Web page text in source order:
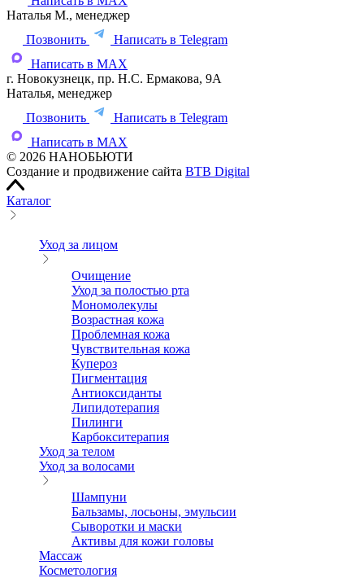
Наталья М., менеджер
Позвонить
Написать в Telegram
Написать в MAX
г. Новокузнецк, пр. Н.С. Ермакова, 9А
Наталья, менеджер
Позвонить
Написать в Telegram
Написать в MAX
© 2026 НАНОБЬЮТИ
Создание и продвижение сайта BTB Digital
Каталог
Уход за лицом
Очищение
Уход за полостью рта
Мономолекулы
Возрастная кожа
Проблемная кожа
Чувствительная кожа
Купероз
Пигментация
Антиоксиданты
Липидотерапия
Пилинги
Карбокситерапия
Уход за телом
Уход за волосами
Шампуни
Бальзамы, лосьоны, эмульсии
Сыворотки и маски
Активы для кожи головы
Массаж
Косметология